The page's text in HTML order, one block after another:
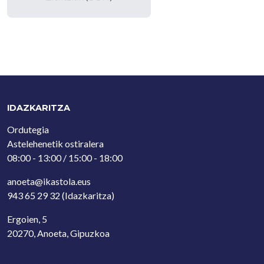
IDAZKARITZA
Ordutegia
Astelehenetik ostiralera
08:00 - 13:00 / 15:00 - 18:00
anoeta@ikastola.eus
943 65 29 32 (Idazkaritza)
Ergoien, 5
20270, Anoeta, Gipuzkoa